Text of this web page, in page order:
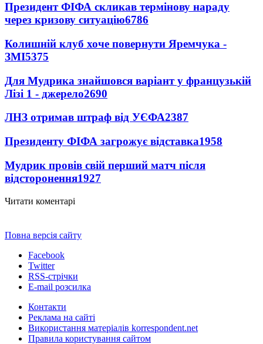
Президент ФІФА скликав термінову нараду
через кризову ситуацію6786
Колишній клуб хоче повернути Яремчука -
ЗМІ5375
Для Мудрика знайшовся варіант у французькій
Лізі 1 - джерело2690
ЛНЗ отримав штраф від УЄФА2387
Президенту ФІФА загрожує відставка1958
Мудрик провів свій перший матч після
відсторонення1927
Читати коментарі
Повна версія сайту
Facebook
Twitter
RSS-стрічки
E-mail розсилка
Контакти
Реклама на сайті
Використання матеріалів korrespondent.net
Правила користування сайтом